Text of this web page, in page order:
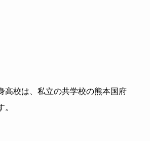
高校は、私立の共学校の熊本国府
。